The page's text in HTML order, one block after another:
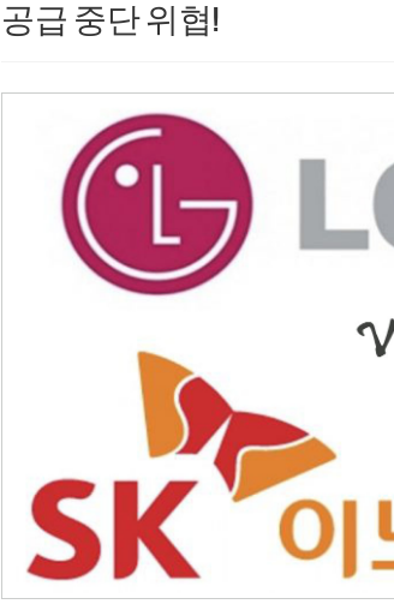
공급 중단 위협!